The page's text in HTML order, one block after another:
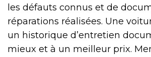
les défauts connus et de
réparations réalisées. Une
un historique d’entretien
mieux et à un meilleur prix.